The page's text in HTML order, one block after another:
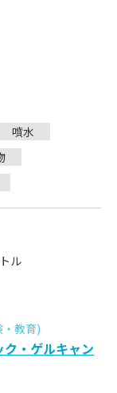
噴水
ル
教育)
・ゲルキャン